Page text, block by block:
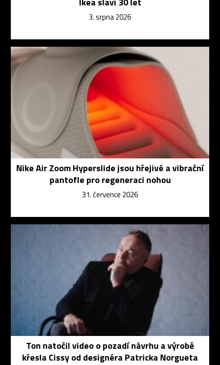
3. srpna 2026
Nike Air Zoom Hyperslide jsou hřejivé a vibrační
pantofle pro regeneraci nohou
31. července 2026
Ton natočil video o pozadí návrhu a výrobě
křesla Cissy od designéra Patricka Norgueta